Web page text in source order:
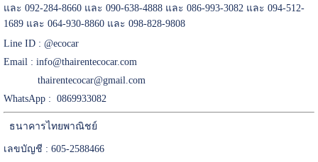
และ 092-284-8660 และ 090-638-4888 และ 086-993-3082 และ 094-512-
1689 และ 064-930-8860 และ 098-828-9808
Line ID : @ecocar
Email : info@thairentecocar.com
thairentecocar@gmail.com
WhatsApp : 0869933082
ธนาคารไทยพาณิชย์
เลขบัญชี : 605-2588466